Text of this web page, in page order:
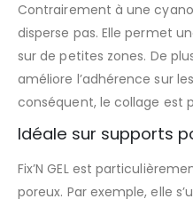
Contrairement à une cyano
disperse pas. Elle permet
sur de petites zones. De
améliore l’adhérence sur
conséquent, le collage est
Idéale sur supports
Fix’N GEL est
poreux. Par exemple, elle